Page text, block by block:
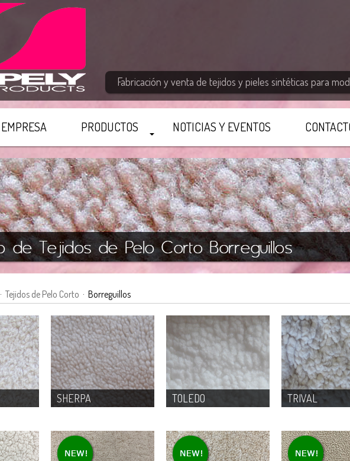
Fabricación y venta de tejidos y pieles sintéticas para
EMPRESA PRODUCTOS NOTICIAS Y EVENTOS
· Tejidos de Pelo Corto · Borreguillos
SHERPA TOLEDO TRIVAL